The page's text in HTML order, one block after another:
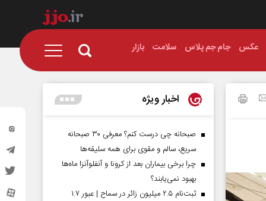
عکس جام جم پلاس سلامت بازار
اخبار ویژه
صبحانه چی درست کنم؟ معرفی ۳۰ صبحانه
سریع، سالم و مقوی برای همه سلیقه‌ها
چرا برخی بیماران بعد از کرونا و آنفلوآنزا ماه‌ها
بهبود نمی‌یابند؟
ثبت‌نام ۲.۵ میلیون زائر در سماح | عبور ۱.۷